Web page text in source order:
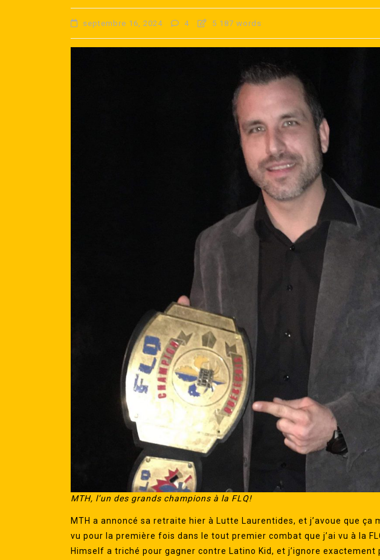
septembre 16, 2024 4 5 187 words
MTH, l’un des grands champions à la FLQ!
MTH a annoncé sa retraite hier à Lutte Laurentides, et j’avoue que ça
vu pour la première fois dans le tout premier combat que j’ai vu à la
Himself a triché pour gagner contre Latino Kid, et j’ignore exactement